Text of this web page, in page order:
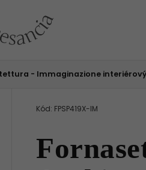
- Immaginazione interiérový
Kód: FPSP419X-IM